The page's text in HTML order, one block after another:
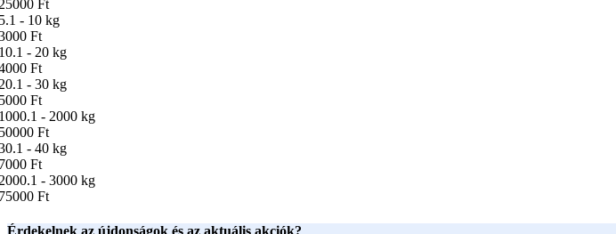
Ft
- 10 kg
Ft
- 20 kg
Ft
- 30 kg
Ft
- 2000 kg
Ft
- 40 kg
Ft
- 3000 kg
Ft